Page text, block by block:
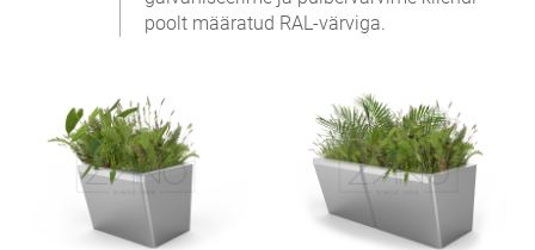
poolt määratud RAL-värviga.